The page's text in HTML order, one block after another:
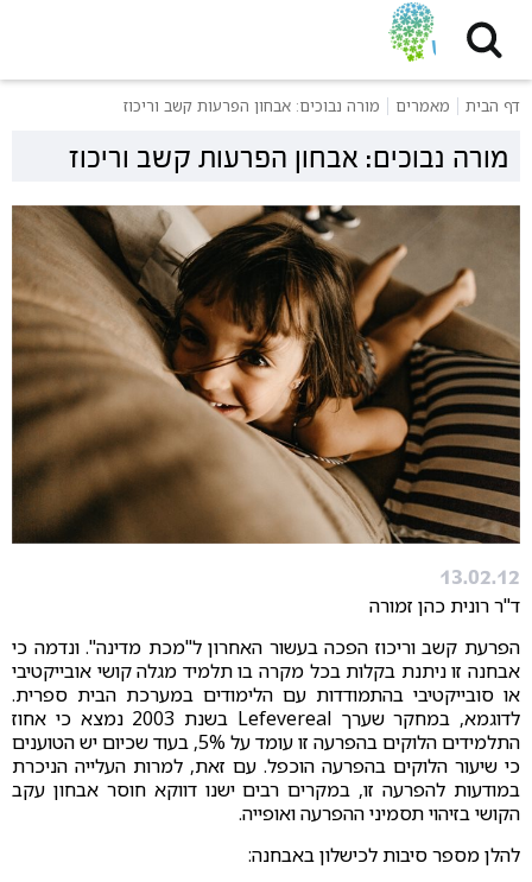
דף הבית מאמרים מורה נבוכים: אבחון הפרעות קשב וריכוז
מורה נבוכים: אבחון הפרעות קשב וריכוז
13.02.12
ד"ר רונית כהן זמורה
הפרעת קשב וריכוז הפכה בעשור האחרון ל"מכת מדינה". ונדמה כי
אבחנה זו ניתנת בקלות בכל מקרה בו תלמיד מגלה קושי אובייקטיבי
או סובייקטיבי בהתמודדות עם הלימודים במערכת הבית ספרית.
לדוגמא, במחקר שערך Lefevereal בשנת 2003 נמצא כי אחוז
התלמידים הלוקים בהפרעה זו עומד על 5%, בעוד שכיום יש הטוענים
כי שיעור הלוקים בהפרעה הוכפל. עם זאת, למרות העלייה הניכרת
במודעות להפרעה זו, במקרים רבים ישנו דווקא חוסר אבחון עקב
הקושי בזיהוי תסמיני ההפרעה ואופייה.
להלן מספר סיבות לכישלון באבחנה: